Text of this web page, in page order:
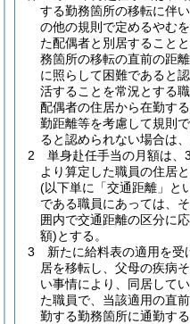
する勤務箇所の移転に伴
の他の規則で定めるやむ
た配偶者と別居すること
務箇所の移転の直前の距
に照らして困難であると
活することを常況とする
配偶者の住居から在勤す
勤距離等を考慮して規則
ると認められない場合は
2
単身赴任手当の月額は、
より算定した職員の住居
(以下単に「交通距離」と
である職員にあっては、
囲内で交通距離の区分に
額)とする。
3
新たに給料表の適用を
居を移転し、父母の疾病
い事情により、同居して
た職員で、当該適用の直
勤する勤務箇所に通勤す